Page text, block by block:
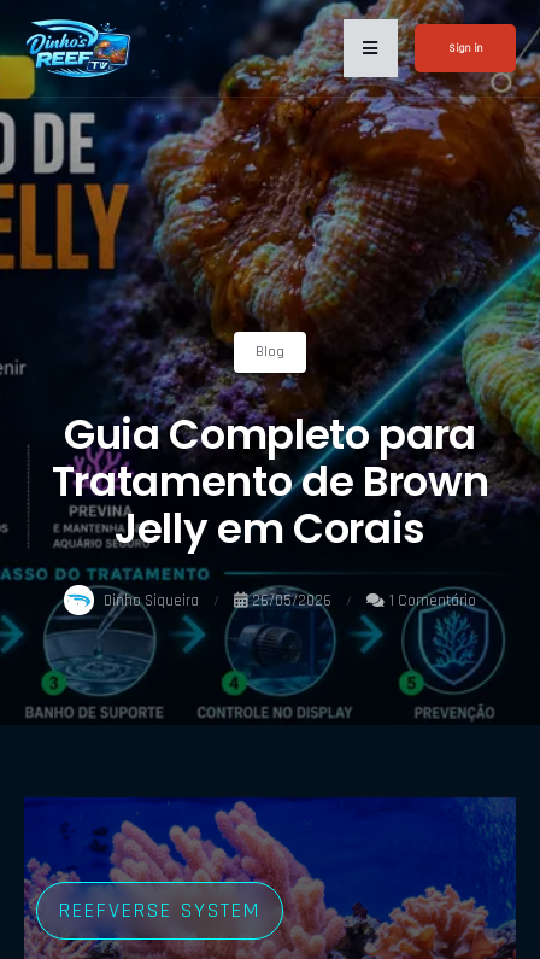
Sign in
Blog
Guia Completo para
Tratamento de Brown
Jelly em Corais
Dinho Siqueira 26/05/2026 1 Comentário
REEFVERSE SYSTEM